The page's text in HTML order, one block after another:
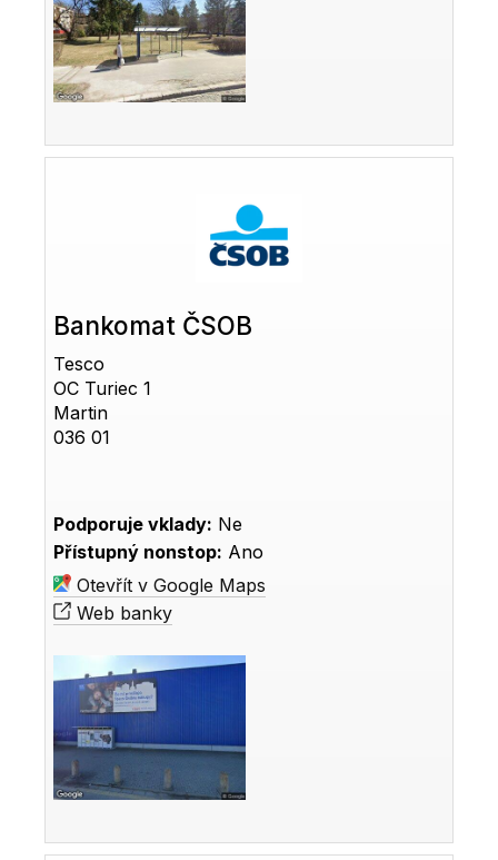
Bankomat ČSOB
Tesco
OC Turiec 1
Martin
036 01
Podporuje vklady: Ne
Přístupný nonstop: Ano
Otevřít v Google Maps
Web banky